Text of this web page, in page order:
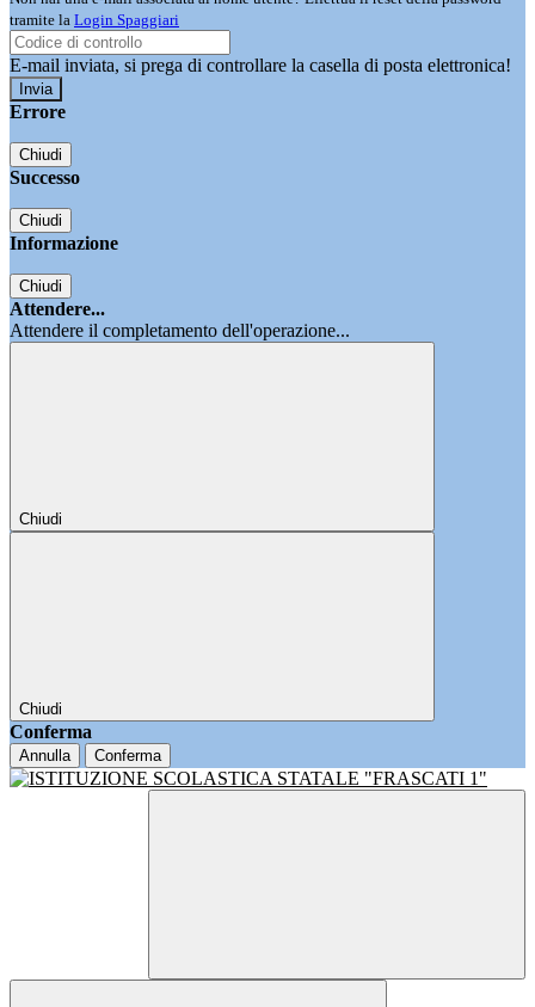
tramite la Login Spaggiari
E-mail inviata, si prega di controllare la casella di posta elettronica!
Errore
Chiudi
Successo
Chiudi
Informazione
Chiudi
Attendere...
Attendere il completamento dell'operazione...
Chiudi
Chiudi
Conferma
Annulla Conferma